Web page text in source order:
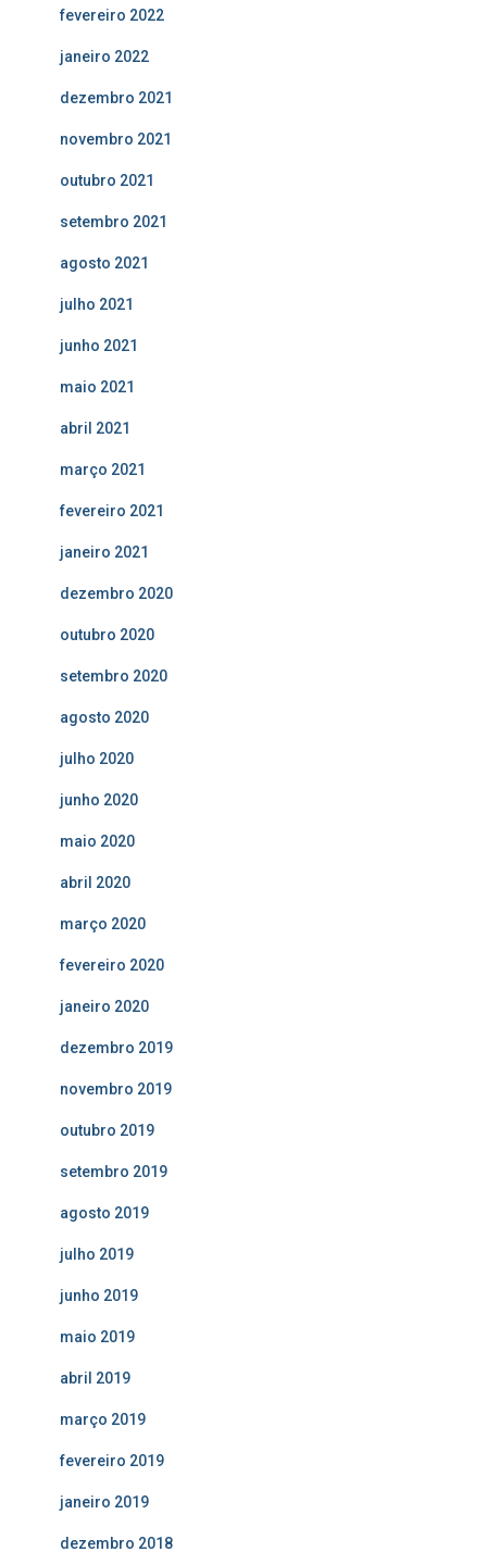
fevereiro 2022
janeiro 2022
dezembro 2021
novembro 2021
outubro 2021
setembro 2021
agosto 2021
julho 2021
junho 2021
maio 2021
abril 2021
março 2021
fevereiro 2021
janeiro 2021
dezembro 2020
outubro 2020
setembro 2020
agosto 2020
julho 2020
junho 2020
maio 2020
abril 2020
março 2020
fevereiro 2020
janeiro 2020
dezembro 2019
novembro 2019
outubro 2019
setembro 2019
agosto 2019
julho 2019
junho 2019
maio 2019
abril 2019
março 2019
fevereiro 2019
janeiro 2019
dezembro 2018